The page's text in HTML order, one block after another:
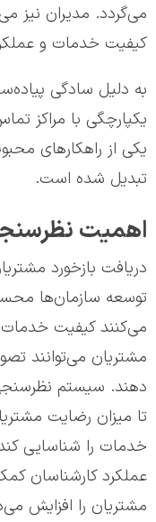
می‌گردد. مدیران نیز
کیفیت خدمات و عملکرد
به دلیل سادگی
یکپارچگی با مراکز
یکی از راهکارهای
تبدیل شده است.
اهمیت
دریافت بازخورد
توسعه سازمان‌ها
می‌کنند کیفیت
مشتریان می‌توانند
دهند. سیستم
تا میزان رضایت
خدمات را شناسایی
عملکرد کارشناسان
مشتریان را افزایش